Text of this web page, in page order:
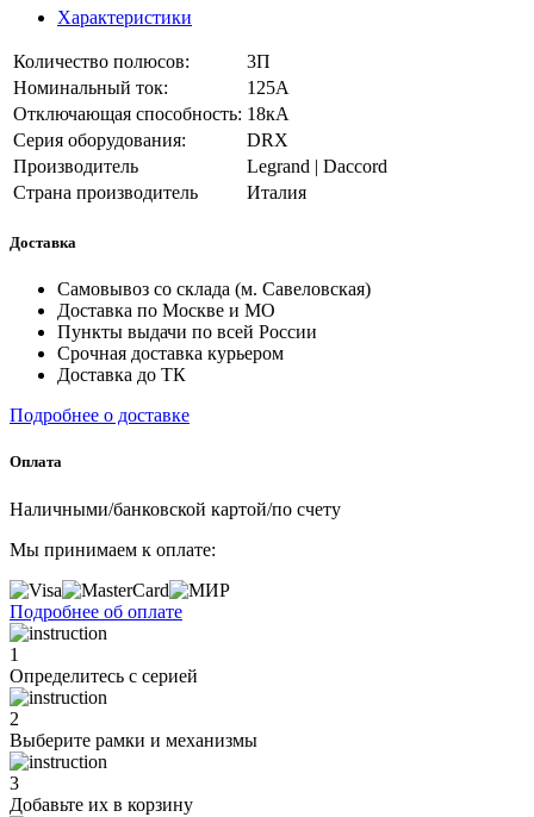
Характеристики
Количество полюсов:
3П
Номинальный ток:
125А
Отключающая способность: 18кА
Серия оборудования:
DRX
Производитель
Legrand | Daccord
Страна производитель
Италия
Доставка
Самовывоз со склада (м. Савеловская)
Доставка по Москве и МО
Пункты выдачи по всей России
Срочная доставка курьером
Доставка до ТК
Подробнее о доставке
Оплата
Наличными/банковской картой/по счету
Мы принимаем к оплате:
Подробнее об оплате
1
Определитесь с серией
2
Выберите рамки и механизмы
3
Добавьте их в корзину